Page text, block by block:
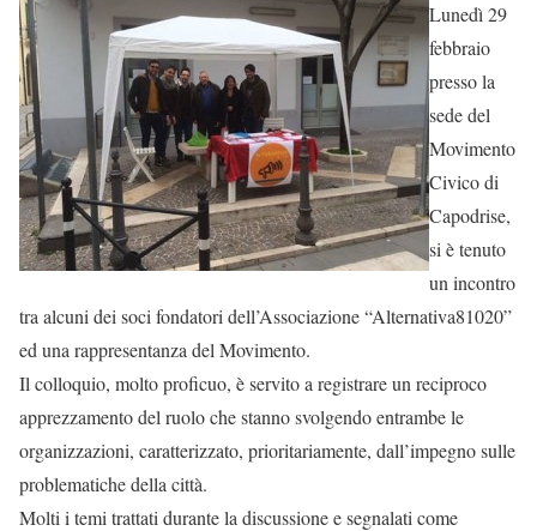
Lunedì 29
febbraio
presso la
sede del
Movimento
Civico di
Capodrise,
si è tenuto
un incontro
tra alcuni dei soci fondatori dell’Associazione “Alternativa81020”
ed una rappresentanza del Movimento.
Il colloquio, molto proficuo, è servito a registrare un reciproco
apprezzamento del ruolo che stanno svolgendo entrambe le
organizzazioni, caratterizzato, prioritariamente, dall’impegno sulle
problematiche della città.
Molti i temi trattati durante la discussione e segnalati come